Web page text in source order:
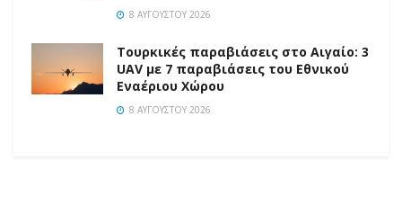
8 ΑΥΓΟΎΣΤΟΥ 2026
Τουρκικές παραβιάσεις στο Αιγαίο: 3
UAV με 7 παραβιάσεις του Εθνικού
Εναέριου Χώρου
8 ΑΥΓΟΎΣΤΟΥ 2026